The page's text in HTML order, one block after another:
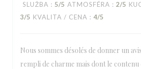
SLUŽBA : 5/5 ATMOSFÉRA : 2/5
3/5 KVALITA / CENA : 4/5
Nous sommes désolés de donner un
rempli de charme mais dont le